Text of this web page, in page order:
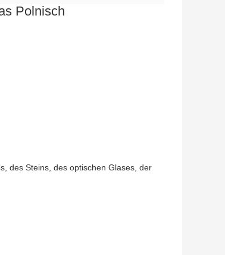
Polnisch
des Steins, des optischen Glases, der